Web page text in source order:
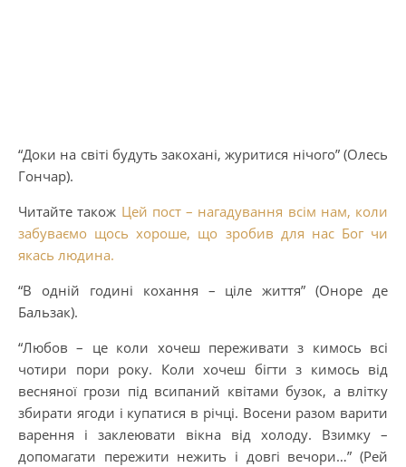
“Доки на світі будуть закохані, журитися нічого” (Олесь
Гончар).
Читайте також Цей пост – нагадування всім нам, коли
забуваємо щось хороше, що зробив для нас Бог чи
якась людина.
“В одній годині кохання – ціле життя” (Оноре де
Бальзак).
“Любов – це коли хочеш переживати з кимось всі
чотири пори року. Коли хочеш бігти з кимось від
весняної грози під всипаний квітами бузок, а влітку
збирати ягоди і купатися в річці. Восени разом варити
варення і заклеювати вікна від холоду. Взимку –
допомагати пережити нежить і довгі вечори…” (Рей